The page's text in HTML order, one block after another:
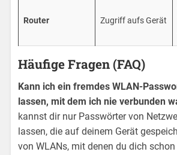
Router Zugriff aufs Gerät
Häufige Fragen (FAQ)
Kann ich ein fremdes WLAN-
lassen, mit dem ich nie verbunden
kannst dir nur Passwörter von
lassen, die auf deinem Gerät
von WLANs, mit denen du dich schon